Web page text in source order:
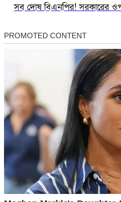
সব দোষ বিএনপির! সরকারের